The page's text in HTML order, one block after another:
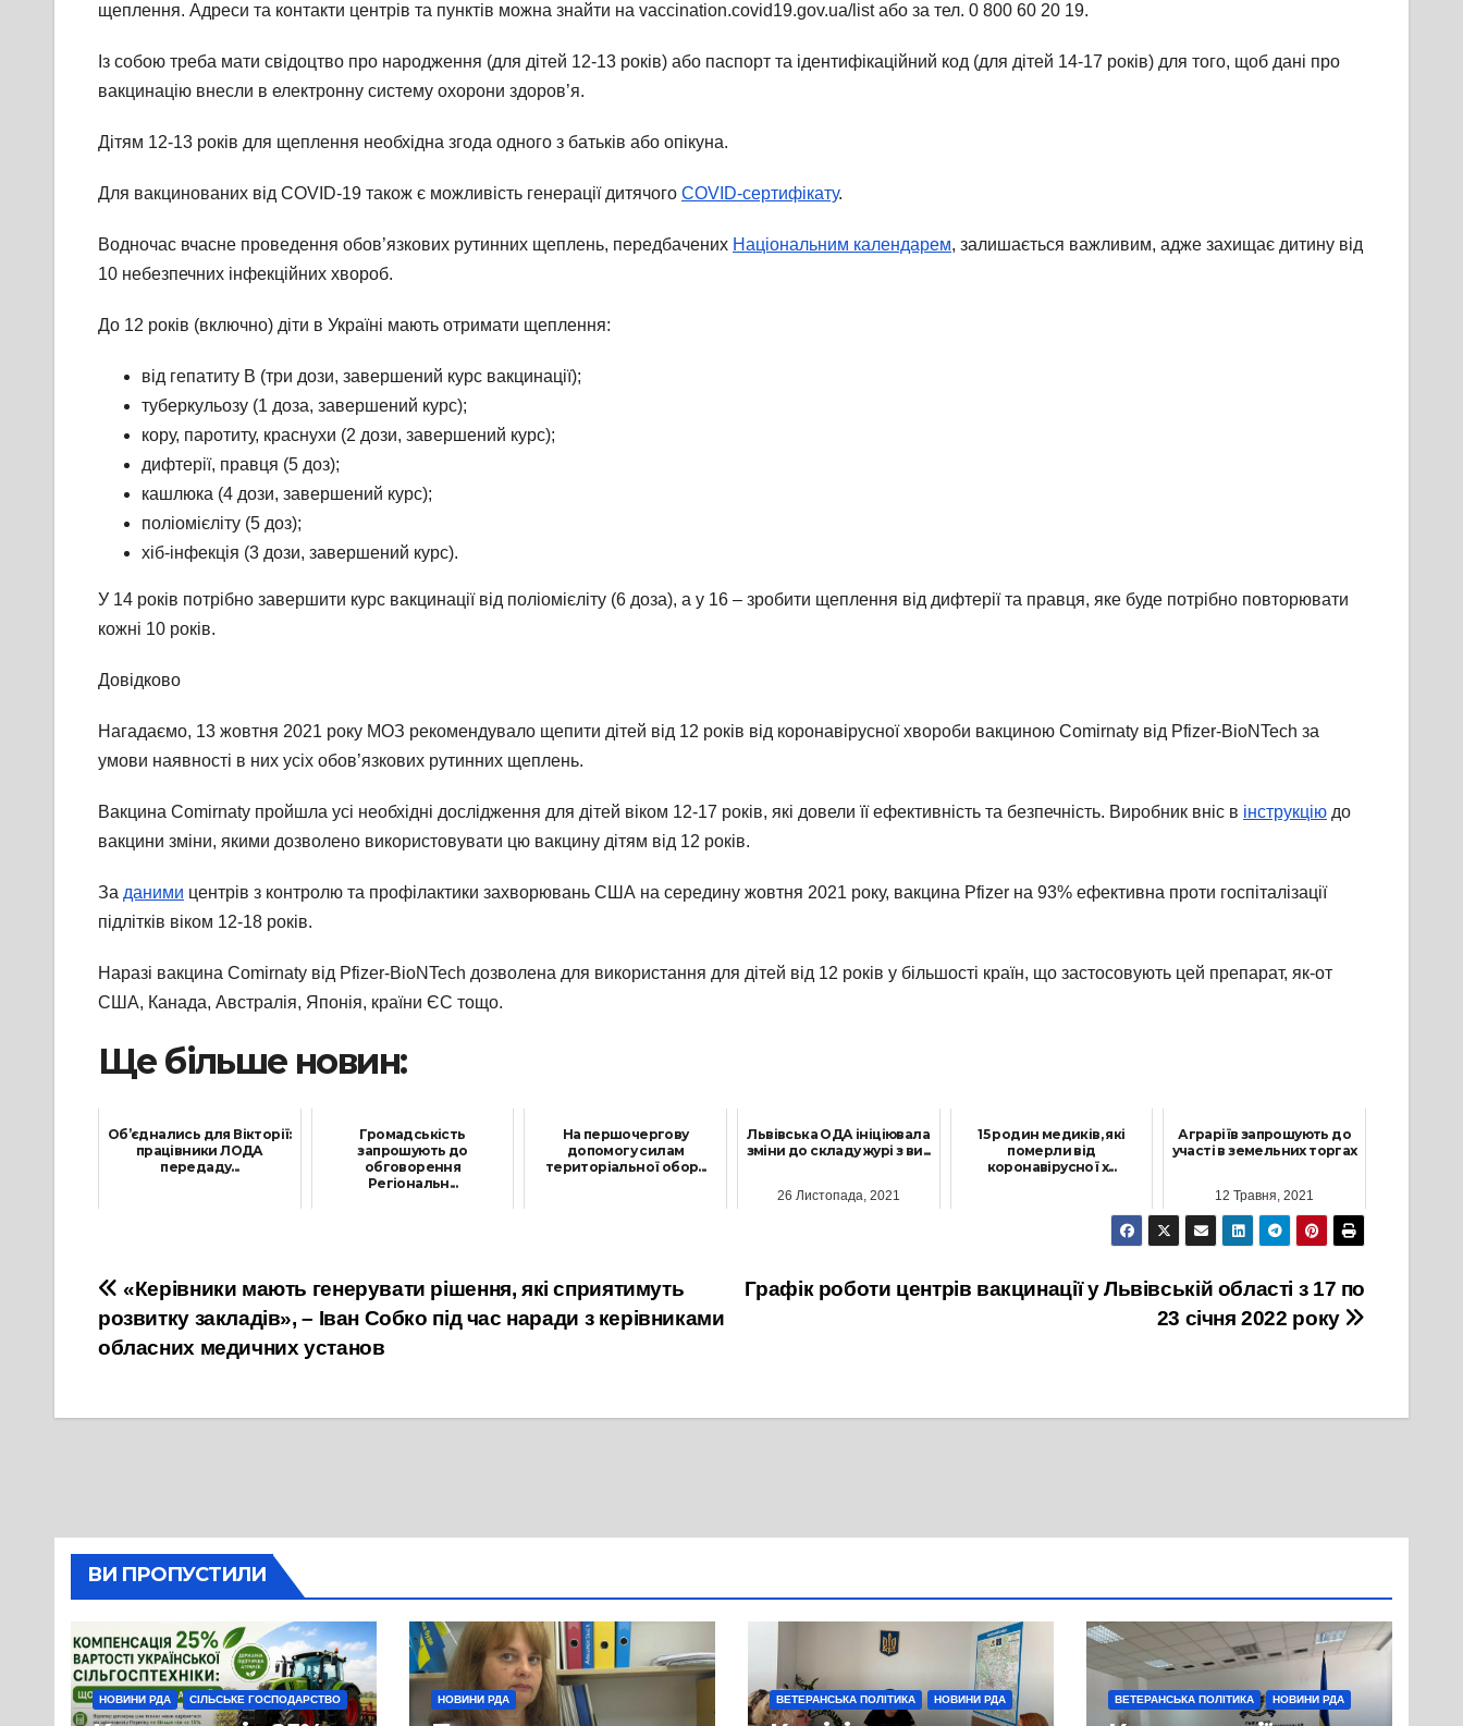
щеплення. Адреси та контакти центрів та пунктів можна знайти на vaccination.covid19.gov.ua/list або за тел. 0 800 60 20 19.
Із собою треба мати свідоцтво про народження (для дітей 12-13 років) або паспорт та ідентифікаційний код (для дітей 14-17 років) для того, щоб дані про
вакцинацію внесли в електронну систему охорони здоров’я.
Дітям 12-13 років для щеплення необхідна згода одного з батьків або опікуна.
Для вакцинованих від COVID-19 також є можливість генерації дитячого COVID-сертифікату.
Водночас вчасне проведення обов’язкових рутинних щеплень, передбачених Національним календарем, залишається важливим, адже захищає дитину від
10 небезпечних інфекційних хвороб.
До 12 років (включно) діти в Україні мають отримати щеплення:
від гепатиту В (три дози, завершений курс вакцинації);
туберкульозу (1 доза, завершений курс);
кору, паротиту, краснухи (2 дози, завершений курс);
дифтерії, правця (5 доз);
кашлюка (4 дози, завершений курс);
поліомієліту (5 доз);
хіб-інфекція (3 дози, завершений курс).
У 14 років потрібно завершити курс вакцинації від поліомієліту (6 доза), а у 16 – зробити щеплення від дифтерії та правця, яке буде потрібно повторювати
кожні 10 років.
Довідково
Нагадаємо, 13 жовтня 2021 року МОЗ рекомендувало щепити дітей від 12 років від коронавірусної хвороби вакциною Comirnaty від Pfizer-BioNTech за
умови наявності в них усіх обов’язкових рутинних щеплень.
Вакцина Comirnaty пройшла усі необхідні дослідження для дітей віком 12-17 років, які довели її ефективність та безпечність. Виробник вніс в інструкцію до
вакцини зміни, якими дозволено використовувати цю вакцину дітям від 12 років.
За даними центрів з контролю та профілактики захворювань США на середину жовтня 2021 року, вакцина Pfizer на 93% ефективна проти госпіталізації
підлітків віком 12-18 років.
Наразі вакцина Comirnaty від Pfizer-BioNTech дозволена для використання для дітей від 12 років у більшості країн, що застосовують цей препарат, як-от
США, Канада, Австралія, Японія, країни ЄС тощо.
Ще більше новин:
Об’єднались для Вікторії:
працівники ЛОДА
передаду...
Громадськість
запрошують до
обговорення
Регіональн...
На першочергову
допомогу силам
територіальної обор...
Львівська ОДА ініціювала
зміни до складу журі з ви...
26 Листопада, 2021
15 родин медиків, які
померли від
коронавірусної х...
Аграріїв запрошують до
участі в земельних торгах
12 Травня, 2021
Навігація
записів
Графік роботи центрів вакцинації у Львівській області з 17 по
23 січня 2022 року
«Керівники мають генерувати рішення, які сприятимуть
розвитку закладів», – Іван Собко під час наради з керівниками
обласних медичних установ
ВИ ПРОПУСТИЛИ
НОВИНИ РДА СІЛЬСЬКЕ ГОСПОДАРСТВО НОВИНИ РДА ВЕТЕРАНСЬКА ПОЛІТИКА НОВИНИ РДА ВЕТЕРАНСЬКА ПОЛІТИКА НОВИНИ РДА